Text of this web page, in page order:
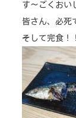
す～ごくおい
皆さん、必死
そして完食！！